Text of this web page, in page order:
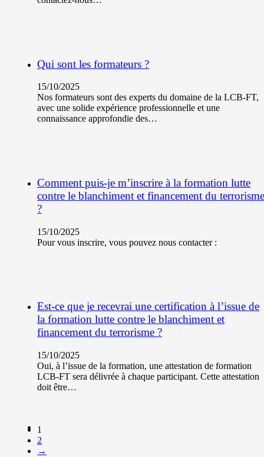
Qui sont les formateurs ?
15/10/2025
Nos formateurs sont des experts du domaine de la LCB-FT,
avec une solide expérience professionnelle et une
connaissance approfondie des…
Comment puis-je m’inscrire à la formation lutte
contre le blanchiment et financement du terrorisme
?
15/10/2025
Pour vous inscrire, vous pouvez nous contacter :
Est-ce que je recevrai une certification à l’issue de
la formation lutte contre le blanchiment et
financement du terrorisme ?
15/10/2025
Oui, à l’issue de la formation, une attestation de formation
LCB-FT sera délivrée à chaque participant. Cette attestation
doit être…
1
2
→